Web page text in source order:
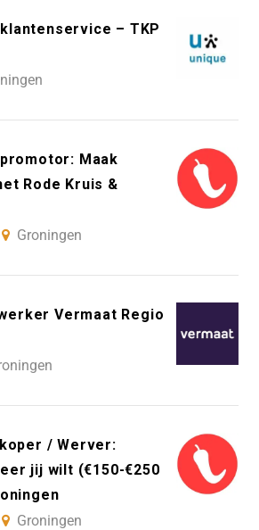
– TKP
Maak
Rode Kruis &
Groningen
Vermaat Regio
/ Werver:
jij wilt (€150-€250
Groningen